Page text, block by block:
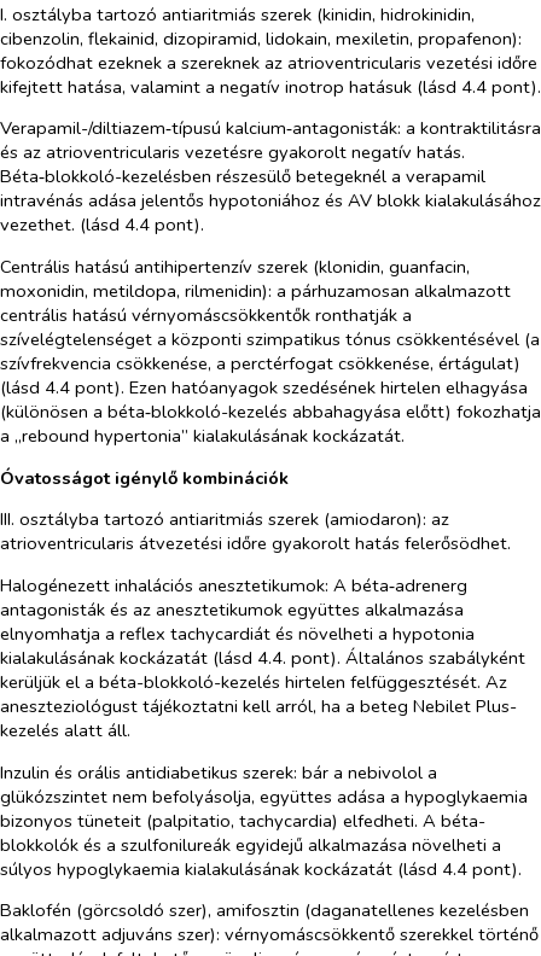
I. osztályba tartozó antiaritmiás szerek (kinidin, hidrokinidin,
cibenzolin, flekainid, dizopiramid, lidokain, mexiletin, propafenon):
fokozódhat ezeknek a szereknek az atrioventricularis vezetési időre
kifejtett hatása, valamint a negatív inotrop hatásuk (lásd 4.4 pont).
Verapamil-/diltiazem‑típusú kalcium‑antagonisták: a kontraktilitásra
és az atrioventricularis vezetésre gyakorolt negatív hatás.
Béta‑blokkoló-kezelésben részesülő betegeknél a verapamil
intravénás adása jelentős hypotoniához és AV blokk kialakulásához
vezethet. (lásd 4.4 pont).
Centrális hatású antihipertenzív szerek (klonidin, guanfacin,
moxonidin, metildopa, rilmenidin): a párhuzamosan alkalmazott
centrális hatású vérnyomáscsökkentők ronthatják a
szívelégtelenséget a központi szimpatikus tónus csökkentésével (a
szívfrekvencia csökkenése, a perctérfogat csökkenése, értágulat)
(lásd 4.4 pont). Ezen hatóanyagok szedésének hirtelen elhagyása
(különösen a béta‑blokkoló-kezelés abbahagyása előtt) fokozhatja
a „rebound hypertonia” kialakulásának kockázatát.
Óvatosságot igénylő kombinációk
III. osztályba tartozó antiaritmiás szerek (amiodaron): az
atrioventricularis átvezetési időre gyakorolt hatás felerősödhet.
Halogénezett inhalációs anesztetikumok: A béta‑adrenerg
antagonisták és az anesztetikumok együttes alkalmazása
elnyomhatja a reflex tachycardiát és növelheti a hypotonia
kialakulásának kockázatát (lásd 4.4. pont). Általános szabályként
kerüljük el a béta-blokkoló-kezelés hirtelen felfüggesztését. Az
aneszteziológust tájékoztatni kell arról, ha a beteg Nebilet Plus-
kezelés alatt áll.
Inzulin és orális antidiabetikus szerek: bár a nebivolol a
glükózszintet nem befolyásolja, együttes adása a hypoglykaemia
bizonyos tüneteit (palpitatio, tachycardia) elfedheti. A béta-
blokkolók és a szulfonilureák egyidejű alkalmazása növelheti a
súlyos hypoglykaemia kialakulásának kockázatát (lásd 4.4 pont).
Baklofén (görcsoldó szer), amifosztin (daganatellenes kezelésben
alkalmazott adjuváns szer): vérnyomáscsökkentő szerekkel történő